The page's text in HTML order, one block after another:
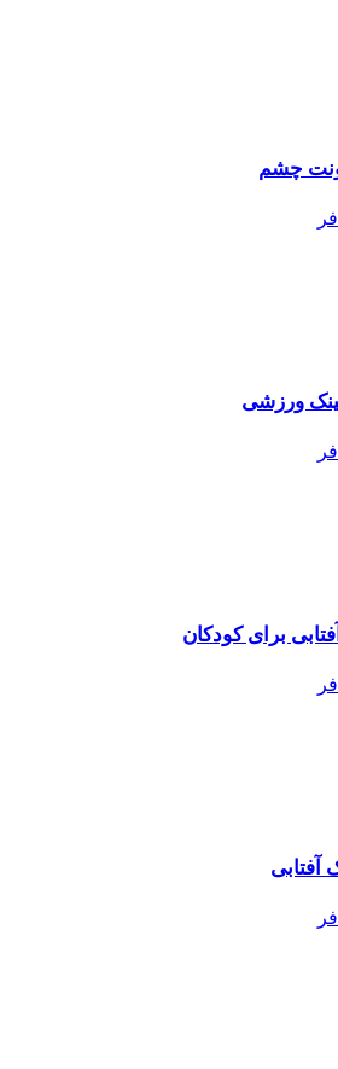
چشم
ورزشی
برای کودکان
آفتابی